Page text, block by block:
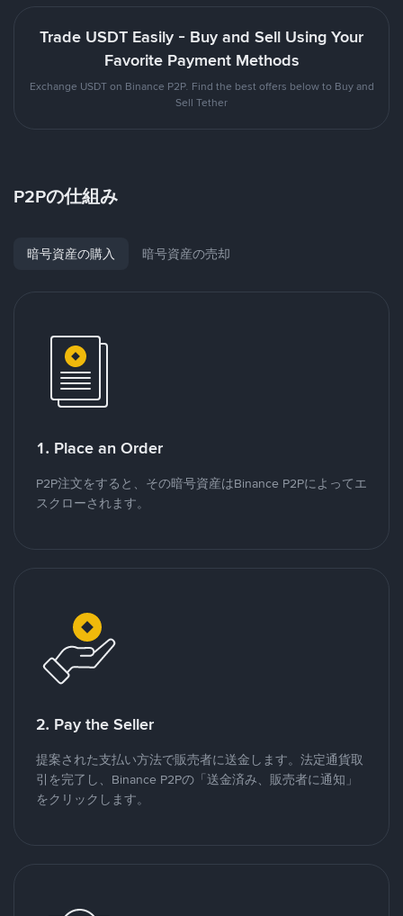
Trade USDT Easily - Buy and Sell Using Your
Favorite Payment Methods
Exchange USDT on Binance P2P. Find the best offers below to Buy and
Sell Tether
P2Pの仕組み
暗号資産の購入 暗号資産の売却
1. Place an Order
P2P注文をすると、その暗号資産はBinance P2Pによってエ
スクローされます。
2. Pay the Seller
提案された支払い方法で販売者に送金します。法定通貨取
引を完了し、Binance P2Pの「送金済み、販売者に通知」
をクリックします。